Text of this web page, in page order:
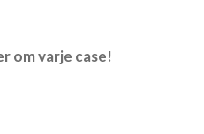
om varje case!